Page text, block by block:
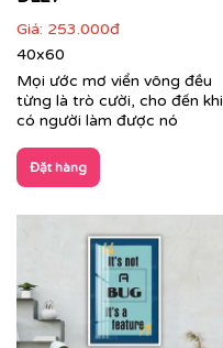
Giá: 253.000đ
40x60
Mọi ước mơ viển vông đều
từng là trò cười, cho đến khi
có người làm được nó
Đặt hàng